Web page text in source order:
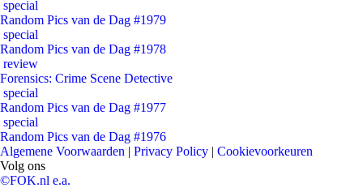
special
Random Pics van de Dag #1979
special
Random Pics van de Dag #1978
review
Forensics: Crime Scene Detective
special
Random Pics van de Dag #1977
special
Random Pics van de Dag #1976
Algemene Voorwaarden | Privacy Policy | Cookievoorkeuren
Volg ons
©FOK.nl e.a.